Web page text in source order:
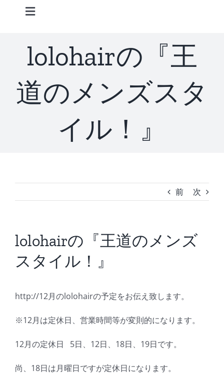
Toggle
STAFF
ACCESS
BLOG
Reservation
lolohairの『王
道のメンズスタ
イル！』
前 次
lolohairの『王道のメンズ
スタイル！』
http://12月のlolohairの予定をお伝え致します。
※12月は定休日、営業時間等が変則的になります。
12月の定休日 5日、12日、18日、19日です。
尚、18日は月曜日ですが定休日になります。